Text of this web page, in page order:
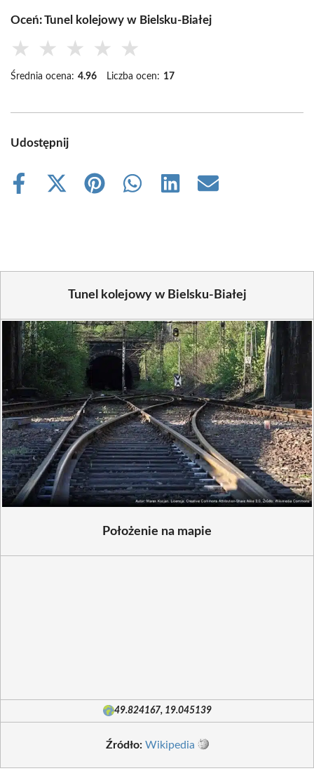
Oceń: Tunel kolejowy w Bielsku-Białej
★ ★ ★ ★ ★
Średnia ocena: 4.96 Liczba ocen: 17
Udostępnij
Share
Share
Share
Share
Share
Share
Tunel kolejowy w Bielsku-Białej
Położenie na mapie
49.824167, 19.045139
Źródło: Wikipedia